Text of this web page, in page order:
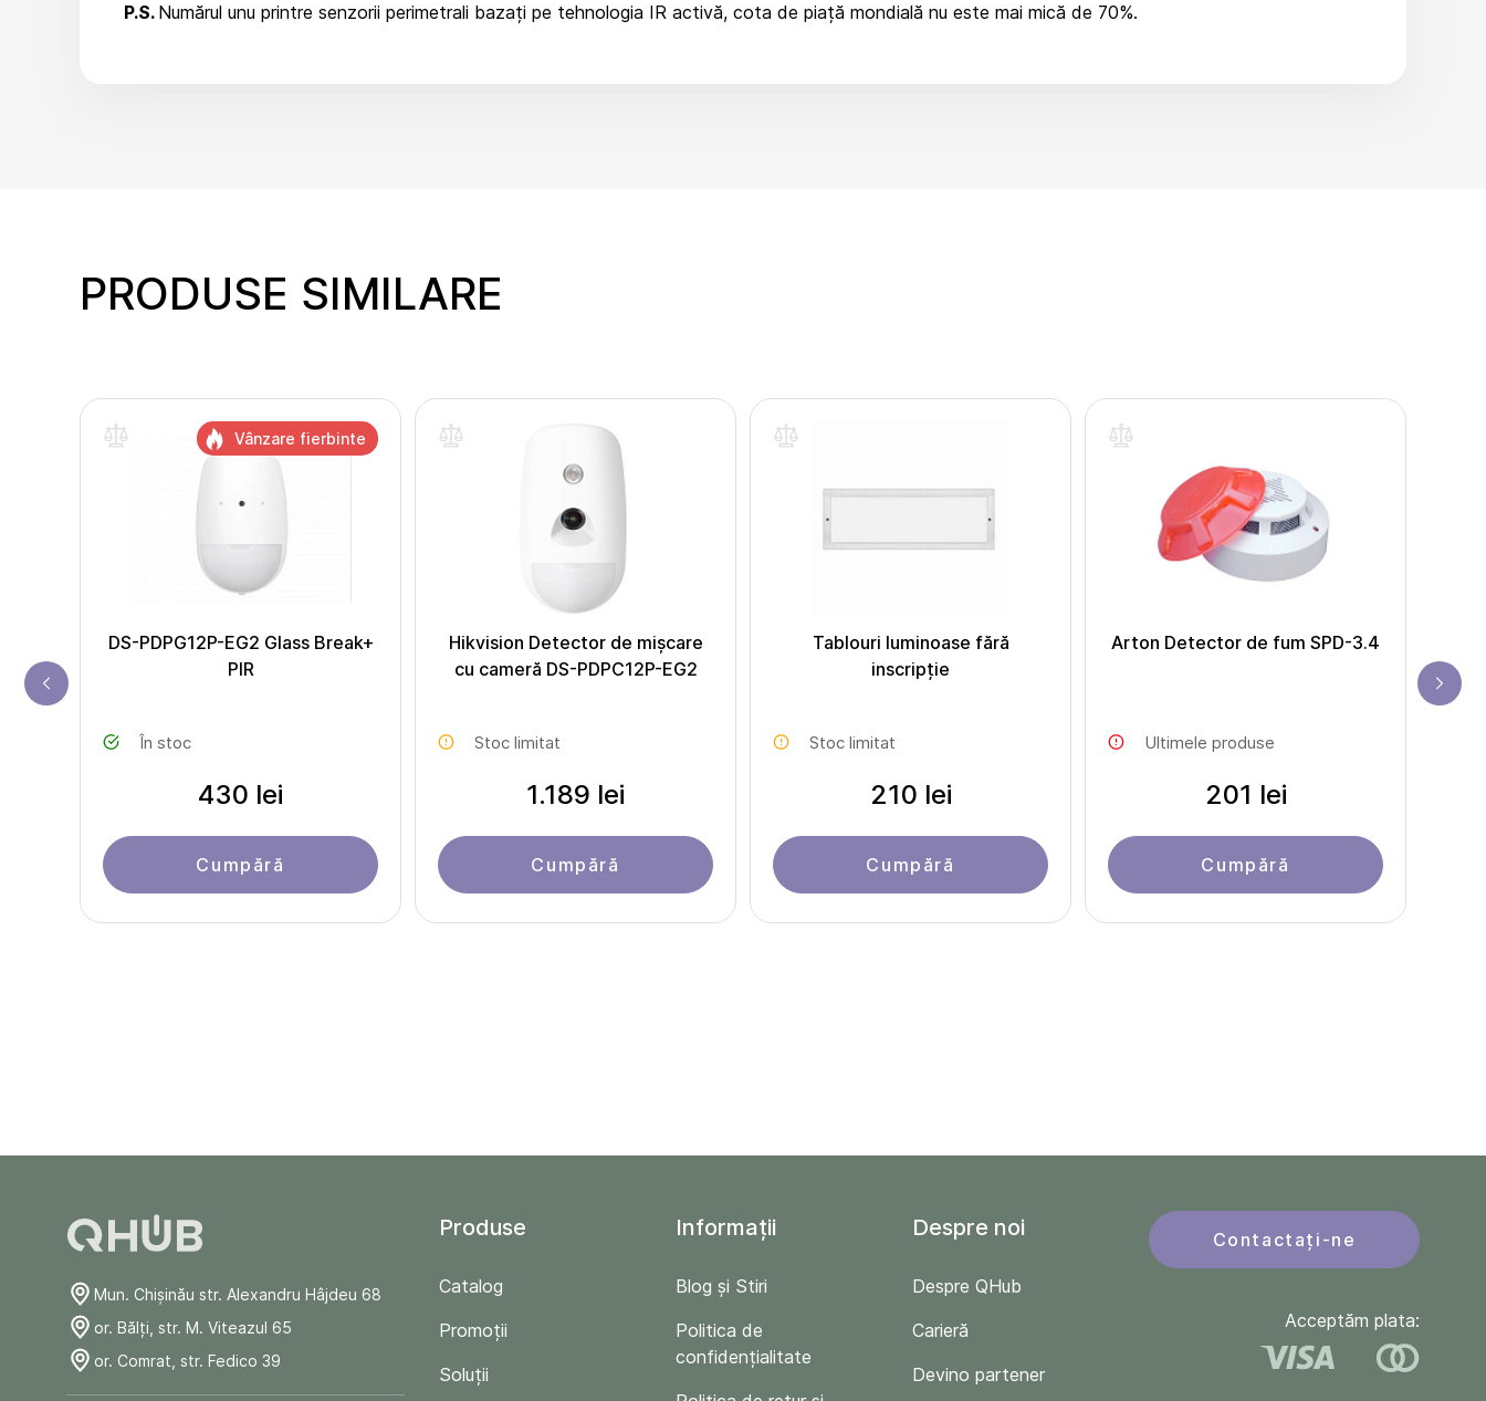
P.S. Numărul unu printre senzorii perimetrali bazați pe tehnologia IR activă, cota de piață mondială nu este mai mică de 70%.
PRODUSE SIMILARE
DS-PDPG12P-EG2 Glass Break+
PIR
În stoc
430 lei
Cumpără
Vânzare fierbinte
Hikvision Detector de mișcare
cu cameră DS-PDPC12P-EG2
Stoc limitat
1.189 lei
Cumpără
Tablouri luminoase fără
inscripție
Stoc limitat
210 lei
Cumpără
Arton Detector de fum SPD-3.4
Ultimele produse
201 lei
Cumpără
Mun. Chişinău str. Alexandru Hâjdeu 68
or. Bălți, str. M. Viteazul 65
or. Comrat, str. Fedico 39
Produse
Catalog
Promoții
Soluții
Informații
Blog și Stiri
Politica de
confidențialitate
Despre noi
Despre QHub
Carieră
Devino partener
Contactați-ne
Acceptăm plata: